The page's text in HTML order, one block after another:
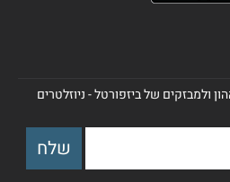
ולמבזקים של ביזפורטל - ניוזלטרים